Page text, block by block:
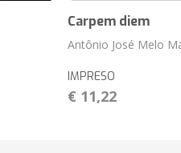
Carpem diem
Antônio José Melo
IMPRESO
€ 11,22